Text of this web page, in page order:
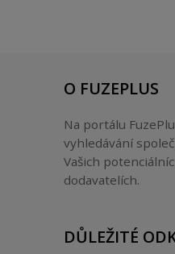
O FUZEPLUS
Na portálu
vyhledávání
Vašich
dodavatelích.
DŮLEŽITÉ